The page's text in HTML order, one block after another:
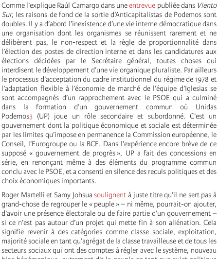
Comme l’explique Raúl Camargo dans uneentrevue publiée dans Viento
Sur, les raisons de fond de la sortie d’Anticapitalistas de Podemos sont
doubles. Il y a d’abord l’inexistence d’une vie interne démocratique dans
une organisation dont les organismes se réunissent rarement et ne
délibèrent pas, le non-respect et la règle de proportionnalité dans
l’élection des postes de direction interne et dans les candidatures aux
élections décidées par le Secrétaire général, toutes choses qui
interdisent le développement d’une vie organique pluraliste. Par ailleurs
le processus d’acceptation du cadre institutionnel du régime de 1978 et
l’adaptation flexible à l’économie de marché de l’équipe d’Iglesias se
sont accompagnés d’un rapprochement avec le PSOE qui a culminé
dans la formation d’un gouvernement commun où Unidas
Podemos3 (UP) joue un rôle secondaire et subordonné. C’est un
gouvernement dont la politique économique et sociale est déterminée
par les limites qu’impose en permanence la Commission européenne, le
Conseil, l’Eurogroupe ou la BCE. Dans l’expérience encore brève de ce
supposé « gouvernement de progrès », UP a fait des concessions en
série, en renonçant même à des éléments du programme commun
conclu avec le PSOE, et a consenti en silence des reculs politiques et des
choix économiques importants.
Roger Martelli et Samy Johsuasoulignent à juste titre qu’il ne sert pas à
grand-chose de regrouper le « peuple » – ni même, pourrait-on ajouter,
d’avoir une présence électorale ou de faire partie d’un gouvernement –
si ce n’est pas autour d’un projet qui mette fin à son aliénation. Cela
signifie revenir à des catégories comme classe sociale, exploitation,
majorité sociale en tant qu’agrégat de la classe travailleuse et de tous les
secteurs sociaux qui ont des comptes à régler avec le système, nouveau